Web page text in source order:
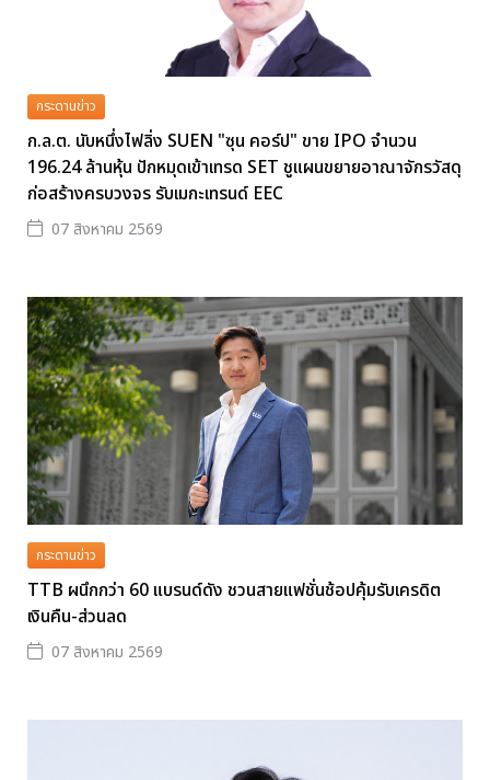
กระดานข่าว
ก.ล.ต. นับหนึ่งไฟลิ่ง SUEN "ซุน คอร์ป" ขาย IPO จำนวน
196.24 ล้านหุ้น ปักหมุดเข้าเทรด SET ชูแผนขยายอาณาจักรวัสดุ
ก่อสร้างครบวงจร รับเมกะเทรนด์ EEC
07 สิงหาคม 2569
กระดานข่าว
TTB ผนึกกว่า 60 แบรนด์ดัง ชวนสายแฟชั่นช้อปคุ้มรับเครดิต
เงินคืน-ส่วนลด
07 สิงหาคม 2569